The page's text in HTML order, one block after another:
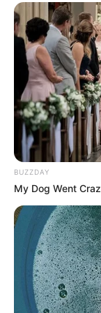
τους πολίτες
βλέπουμε ότι
σκλαβωμένοι…
κάνουν οι
απορρίπτονται
Home Blog»
Παγκόσμιο
ΣΤΗΡΙΞΤΕ
ΑΦΗΣΕΤΕ
ΔΩΡΕΑ..
ΠΑΡΑΚΑΤΩ
προχωρήσει
πρέπει να
BUZZDAY
My Dog Went